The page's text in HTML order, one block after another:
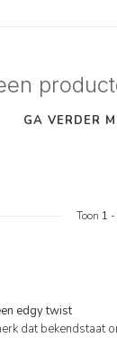
GA VERDER
Toon 1 -
edgy twist
dat bekendstaat